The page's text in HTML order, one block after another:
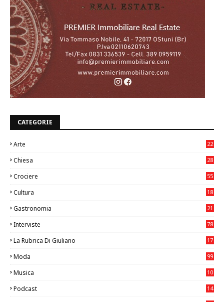
CATEGORIE
Arte
22
Chiesa
28
Crociere 55
Cultura
18
Gastronomia
21
Interviste 78
La Rubrica Di Giuliano
17
Moda 99
Musica
10
Podcast 14